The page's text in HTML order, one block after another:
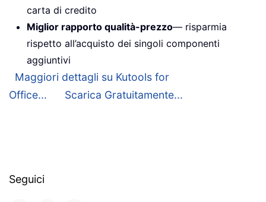
carta di credito
Miglior rapporto qualità-prezzo— risparmia
rispetto all’acquisto dei singoli componenti
aggiuntivi
Maggiori dettagli su Kutools for
Office...
Scarica Gratuitamente...
Seguici